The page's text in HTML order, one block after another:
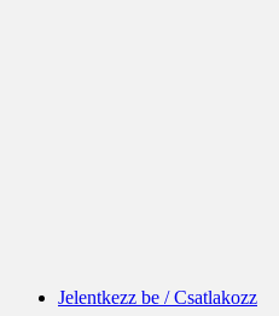
Jelentkezz be / Csatlakozz